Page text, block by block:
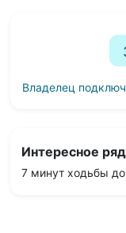
Владелец
Интересное
7 минут ходьбы